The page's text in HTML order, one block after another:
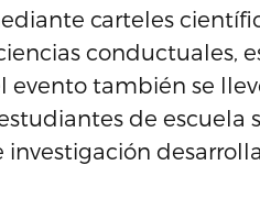
carteles
conductuales,
también se
de escuela